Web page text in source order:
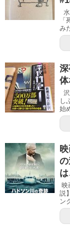
み
し
始
映
説
ン